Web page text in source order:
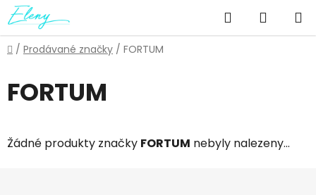
Přejít
na
obsah
Hledat
KOŠÍK
Domů
/ Prodávané značky / FORTUM
FORTUM
Žádné produkty značky FORTUM nebyly nalezeny...